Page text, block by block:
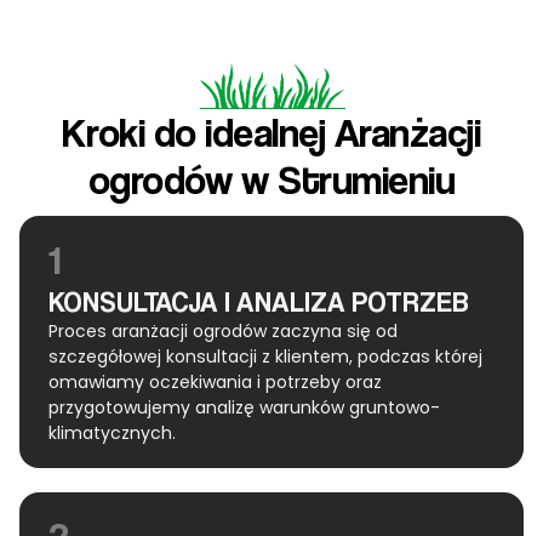
Kroki do idealnej Aranżacji
ogrodów w Strumieniu
1
KONSULTACJA I ANALIZA POTRZEB
Proces aranżacji ogrodów zaczyna się od
szczegółowej konsultacji z klientem, podczas której
omawiamy oczekiwania i potrzeby oraz
przygotowujemy analizę warunków gruntowo-
klimatycznych.